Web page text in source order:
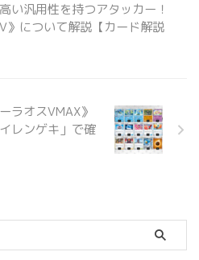
い汎用性を持つアタッカー！
》について解説【カード解説
ラオスVMAX》
レンゲキ」で確